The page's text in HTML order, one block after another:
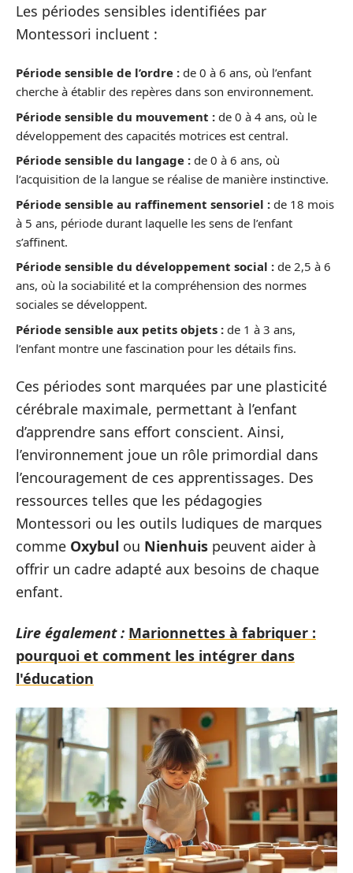
Les périodes sensibles identifiées par
Montessori incluent :
Période sensible de l’ordre : de 0 à 6 ans, où l’enfant
cherche à établir des repères dans son environnement.
Période sensible du mouvement : de 0 à 4 ans, où le
développement des capacités motrices est central.
Période sensible du langage : de 0 à 6 ans, où
l’acquisition de la langue se réalise de manière instinctive.
Période sensible au raffinement sensoriel : de 18 mois
à 5 ans, période durant laquelle les sens de l’enfant
s’affinent.
Période sensible du développement social : de 2,5 à 6
ans, où la sociabilité et la compréhension des normes
sociales se développent.
Période sensible aux petits objets : de 1 à 3 ans,
l’enfant montre une fascination pour les détails fins.
Ces périodes sont marquées par une plasticité
cérébrale maximale, permettant à l’enfant
d’apprendre sans effort conscient. Ainsi,
l’environnement joue un rôle primordial dans
l’encouragement de ces apprentissages. Des
ressources telles que les pédagogies
Montessori ou les outils ludiques de marques
comme Oxybul ou Nienhuis peuvent aider à
offrir un cadre adapté aux besoins de chaque
enfant.
Lire également : Marionnettes à fabriquer :
pourquoi et comment les intégrer dans
l'éducation